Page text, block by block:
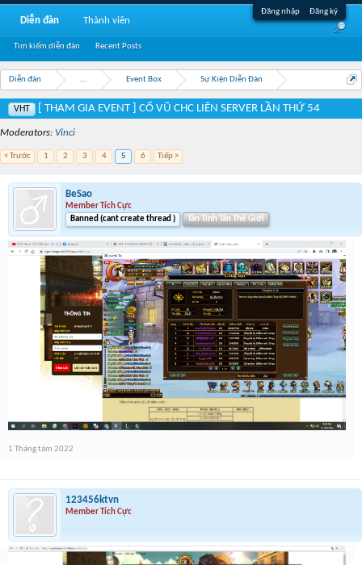
Đăng nhập Đăng ký
Diễn đàn ... Event Box Sự Kiện Diễn Đàn
VHT [ THAM GIA EVENT ] CỔ VŨ CHC LIÊN SERVER LẦN THỨ 54
Moderators: Vinci
< Trước 1 2 3 4 5 6 Tiếp >
BeSao
Member Tích Cực
Banned (cant create thread )
Tân Tinh Tân Thế Giới
1 Tháng tám 2022
123456ktvn
Member Tích Cực
Diễn đàn
Tìm kiếm diễn đàn Recent Posts
Thành viên